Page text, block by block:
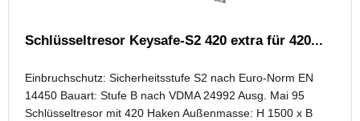
Schlüsseltresor Keysafe-S2 420 extra für 420...
Einbruchschutz: Sicherheitsstufe S2 nach Euro-Norm EN
14450 Bauart: Stufe B nach VDMA 24992 Ausg. Mai 95
Schlüsseltresor mit 420 Haken Außenmasse: H 1500 x B